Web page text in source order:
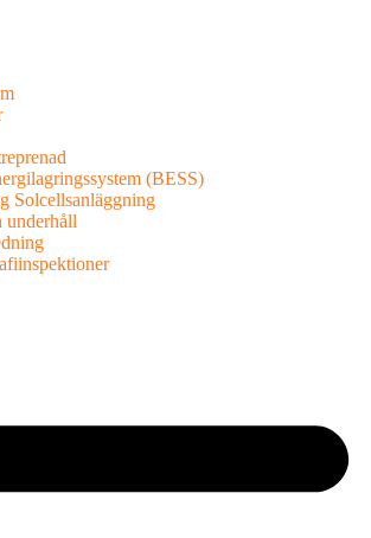
(BESS)
Solcellsanläggning